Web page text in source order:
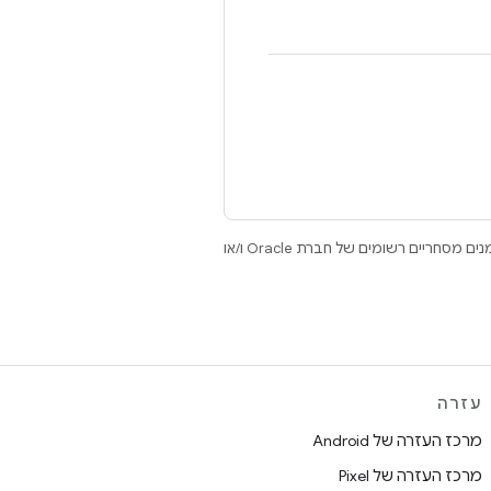
.‏ Java ו-OpenJDK הם סימנים מסחריים או סימנים מסחריים רשומים של חברת Oracle ו/או
עזרה
מרכז העזרה של Android
מרכז העזרה של Pixel